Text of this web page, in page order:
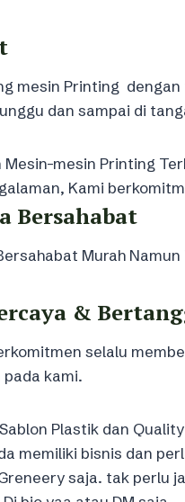
mesin Printing
dan sampai di
Mesin-mesin Printing
Kami
Bersahabat
Murah
&
selalu
kami.
Plastik dan
memiliki bisnis dan
saja. tak perlu